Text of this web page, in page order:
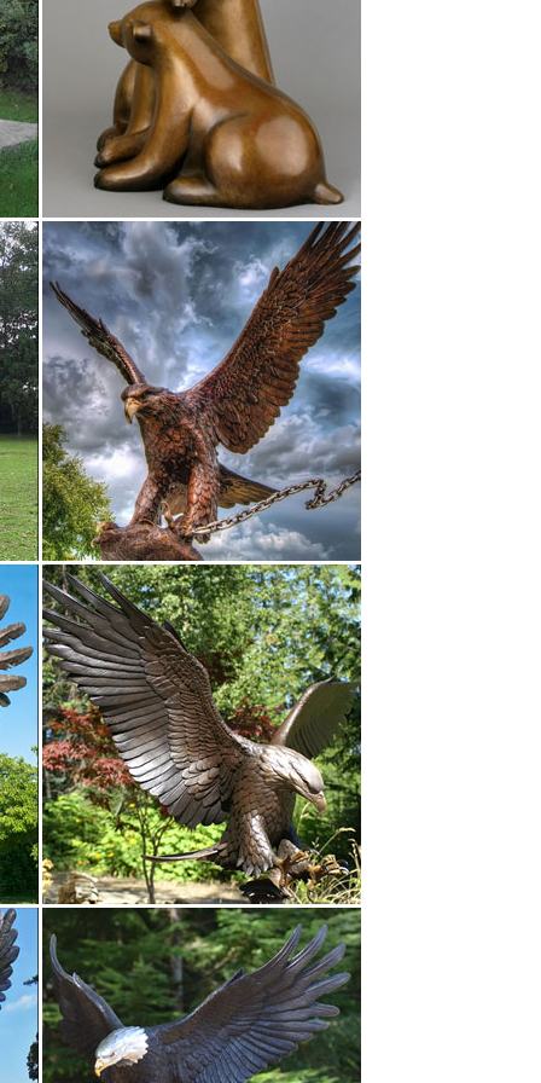
Животные Птицы.Гравюры-Искусство.
"Символ года 2018". Артикул: 146-852.
хозяином собаки или решили сделать
вести,мопс или благородная овчарка.Все они
ярмарка Магнит "Символ Года
1 380 руб. АНДАНТЕ Mag-rus Набор "Кто где
откажите себе в удовольствии приобрести
праздник.
с преданностью, честью, благородством,
товара. Рейтинг: Нет рейтинга. Собака
сеть . Присоединяйтесь…
BOGACHO является то, что мы предлагаем
дизайн.